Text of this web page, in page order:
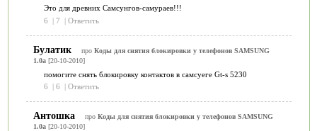
Это для древних Самсунгов-самураев!!!
6
| 7 | Ответить
Булатик про Коды для снятия блокировки у телефонов SAMSUNG
1.0a[20-10-2010]
помогите снять блокировку контактов в самсуеге Gt-s 5230
6
| 6 | Ответить
Антошка про Коды для снятия блокировки у телефонов SAMSUNG
1.0a[20-10-2010]